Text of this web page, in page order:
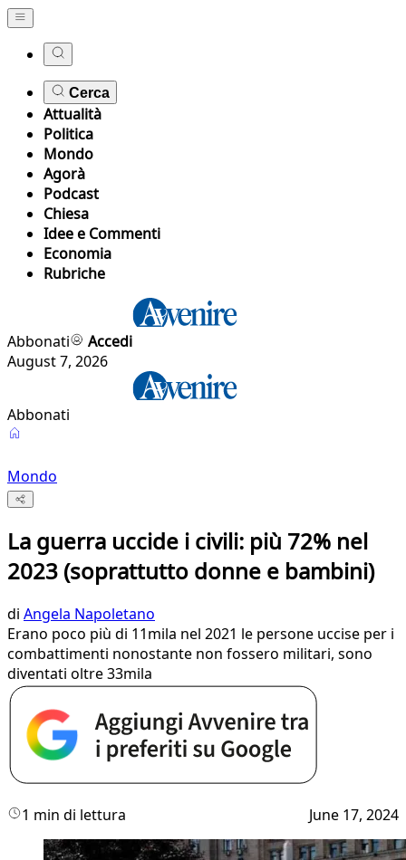
Cerca
Attualità
Politica
Mondo
Agorà
Podcast
Chiesa
Idee e Commenti
Economia
Rubriche
Abbonati
Accedi
August 7, 2026
Abbonati
Mondo
La guerra uccide i civili: più 72% nel
2023 (soprattutto donne e bambini)
di Angela Napoletano
Erano poco più di 11mila nel 2021 le persone uccise per i
combattimenti nonostante non fossero militari, sono
diventati oltre 33mila
1 min di lettura June 17, 2024